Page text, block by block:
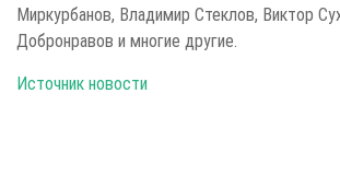
Миркурбанов, Владимир Стеклов, Виктор
Добронравов и многие другие.
Источник новости